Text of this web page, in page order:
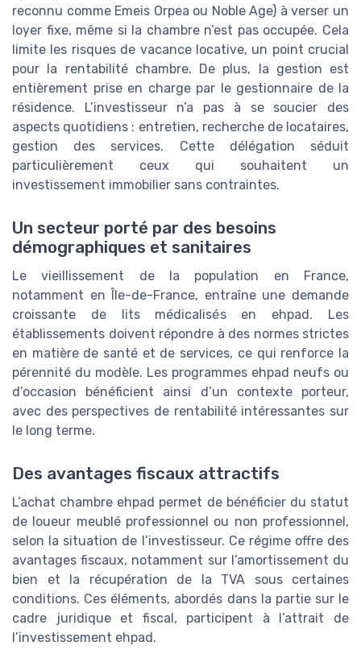
reconnu comme Emeis Orpea ou Noble Age) à verser un
loyer fixe, même si la chambre n’est pas occupée. Cela
limite les risques de vacance locative, un point crucial
pour la rentabilité chambre. De plus, la gestion est
entièrement prise en charge par le gestionnaire de la
résidence. L’investisseur n’a pas à se soucier des
aspects quotidiens : entretien, recherche de locataires,
gestion des services. Cette délégation séduit
particulièrement ceux qui souhaitent un
investissement immobilier sans contraintes.
Un secteur porté par des besoins
démographiques et sanitaires
Le vieillissement de la population en France,
notamment en Île-de-France, entraîne une demande
croissante de lits médicalisés en ehpad. Les
établissements doivent répondre à des normes strictes
en matière de santé et de services, ce qui renforce la
pérennité du modèle. Les programmes ehpad neufs ou
d’occasion bénéficient ainsi d’un contexte porteur,
avec des perspectives de rentabilité intéressantes sur
le long terme.
Des avantages fiscaux attractifs
L’achat chambre ehpad permet de bénéficier du statut
de loueur meublé professionnel ou non professionnel,
selon la situation de l’investisseur. Ce régime offre des
avantages fiscaux, notamment sur l’amortissement du
bien et la récupération de la TVA sous certaines
conditions. Ces éléments, abordés dans la partie sur le
cadre juridique et fiscal, participent à l’attrait de
l’investissement ehpad.